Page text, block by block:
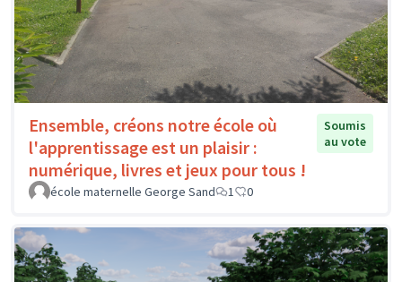
Ensemble, créons notre école où
l'apprentissage est un plaisir :
numérique, livres et jeux pour tous !
Soumis
au vote
école maternelle George Sand 1 0